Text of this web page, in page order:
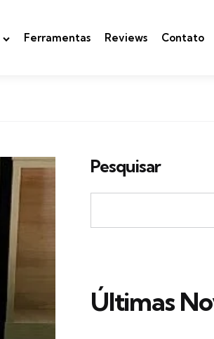
Ferramentas Reviews Contato
Pesquisar
Últimas